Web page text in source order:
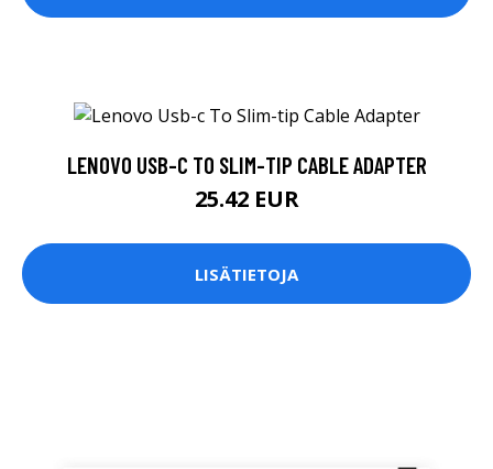
LENOVO USB-C TO SLIM-TIP CABLE ADAPTER
25.42 EUR
LISÄTIETOJA